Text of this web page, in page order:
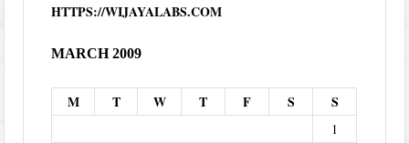
HTTPS://WIJAYALABS.COM
MARCH 2009
M T W T F S S
1